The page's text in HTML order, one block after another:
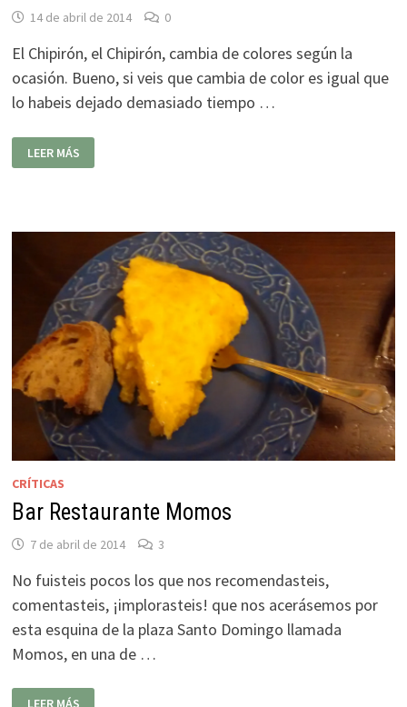
14 de abril de 2014 0
El Chipirón, el Chipirón, cambia de colores según la
ocasión. Bueno, si veis que cambia de color es igual que
lo habeis dejado demasiado tiempo …
TABERNA
DEL
CHIPIRÓN
LEER MÁS
CRÍTICAS
Bar Restaurante Momos
7 de abril de 2014 3
No fuisteis pocos los que nos recomendasteis,
comentasteis, ¡implorasteis! que nos acerásemos por
esta esquina de la plaza Santo Domingo llamada
Momos, en una de …
BAR